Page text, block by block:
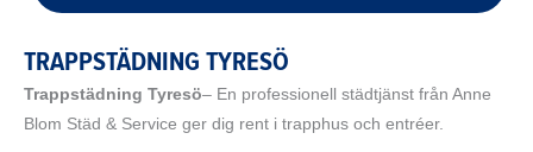
TRAPPSTÄDNING TYRESÖ
Trappstädning Tyresö– En professionell städtjänst från Anne
Blom Städ & Service ger dig rent i trapphus och entréer.